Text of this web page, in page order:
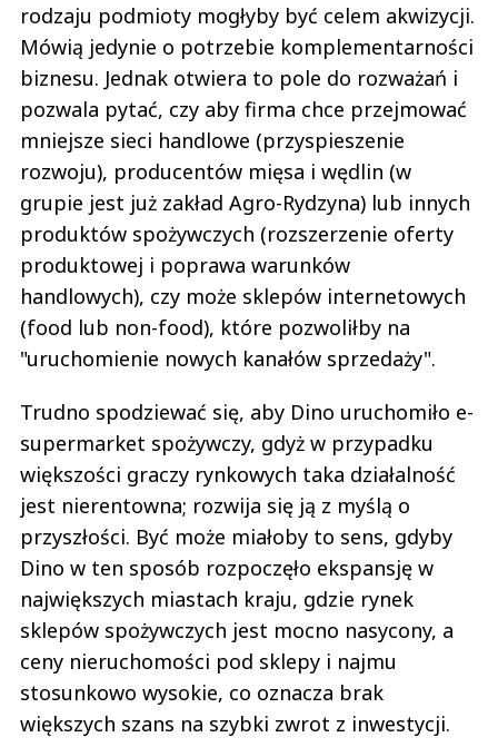
rodzaju podmioty mogłyby być celem akwizycji.
Mówią jedynie o potrzebie komplementarności
biznesu. Jednak otwiera to pole do rozważań i
pozwala pytać, czy aby firma chce przejmować
mniejsze sieci handlowe (przyspieszenie
rozwoju), producentów mięsa i wędlin (w
grupie jest już zakład Agro-Rydzyna) lub innych
produktów spożywczych (rozszerzenie oferty
produktowej i poprawa warunków
handlowych), czy może sklepów internetowych
(food lub non-food), które pozwoliłby na
"uruchomienie nowych kanałów sprzedaży".
Trudno spodziewać się, aby Dino uruchomiło e-
supermarket spożywczy, gdyż w przypadku
większości graczy rynkowych taka działalność
jest nierentowna; rozwija się ją z myślą o
przyszłości. Być może miałoby to sens, gdyby
Dino w ten sposób rozpoczęło ekspansję w
największych miastach kraju, gdzie rynek
sklepów spożywczych jest mocno nasycony, a
ceny nieruchomości pod sklepy i najmu
stosunkowo wysokie, co oznacza brak
większych szans na szybki zwrot z inwestycji.